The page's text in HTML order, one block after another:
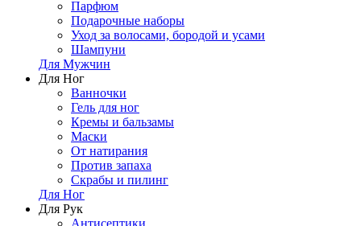
Парфюм
Подарочные наборы
Уход за волосами, бородой и усами
Шампуни
Для Мужчин
Для Ног
Ванночки
Гель для ног
Кремы и бальзамы
Маски
От натирания
Против запаха
Скрабы и пилинг
Для Ног
Для Рук
Антисептики